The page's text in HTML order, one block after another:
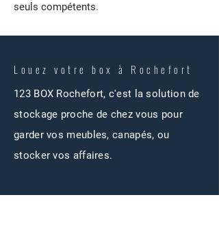
seuls compétents.
Louez votre box à Rochefort
123 BOX Rochefort, c'est la solution de
stockage proche de chez vous pour
garder vos meubles, canapés, ou
stocker vos affaires.